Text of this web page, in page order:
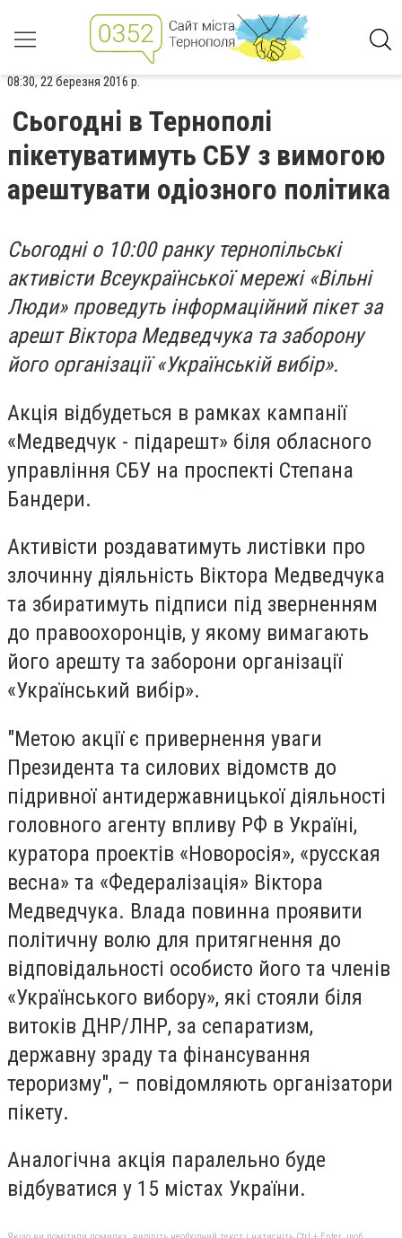
08:30, 22 березня 2016 р.
Сьогодні в Тернополі
пікетуватимуть СБУ з вимогою
арештувати одіозного політика
Сьогодні о 10:00 ранку тернопільські
активісти Всеукраїнської мережі «Вільні
Люди» проведуть інформаційний пікет за
арешт Віктора Медведчука та заборону
його організації «Українській вибір».
Акція відбудеться в рамках кампанії
«Медведчук - підарешт» біля обласного
управління СБУ на проспекті Степана
Бандери.
Активісти роздаватимуть листівки про
злочинну діяльність Віктора Медведчука
та збиратимуть підписи під зверненням
до правоохоронців, у якому вимагають
його арешту та заборони організації
«Український вибір».
"Метою акції є привернення уваги
Президента та силових відомств до
підривної антидержавницької діяльності
головного агенту впливу РФ в Україні,
куратора проектів «Новоросія», «русская
весна» та «Федералізація» Віктора
Медведчука. Влада повинна проявити
політичну волю для притягнення до
відповідальності особисто його та членів
«Українського вибору», які стояли біля
витоків ДНР/ЛНР, за сепаратизм,
державну зраду та фінансування
тероризму", – повідомляють організатори
пікету.
Аналогічна акція паралельно буде
відбуватися у 15 містах України.